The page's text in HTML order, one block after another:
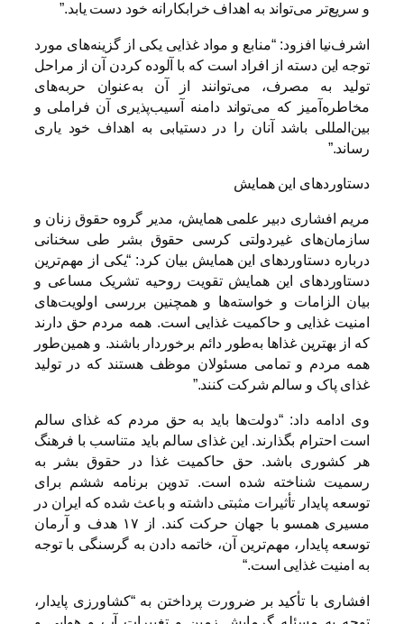
و سریع‌تر می‌تواند به اهداف خرابکارانه خود دست یابد.”
اشرف‌نیا افزود: “منابع و مواد غذایی یکی از گزینه‌های مورد
توجه این دسته از افراد است که با آلوده کردن آن از مراحل
تولید به مصرف، می‌توانند از آن به‌عنوان حربه‌های
مخاطره‌آمیز که می‌تواند دامنه آسیب‌پذیری آن فراملی و
بین‌المللی باشد آنان را در دستیابی به اهداف خود یاری
رساند.”
دستاوردهای این همایش
مریم افشاری دبیر علمی همایش، مدیر گروه حقوق زنان و
سازمان‌های غیردولتی کرسی حقوق بشر طی سخنانی
درباره دستاوردهای این همایش بیان کرد: “یکی از مهم‌ترین
دستاوردهای این همایش تقویت روحیه تشریک مساعی و
بیان الزامات و خواسته‌ها و همچنین بررسی اولویت‌های
امنیت غذایی و حاکمیت غذایی است. همه مردم حق دارند
که از بهترین غذاها به‌طور دائم برخوردار باشند. و همین‌طور
همه مردم و تمامی مسئولان موظف هستند که در تولید
غذای پاک و سالم شرکت کنند.”
وی ادامه داد: “دولت‌ها باید به حق مردم که غذای سالم
است احترام بگذارند. این غذای سالم باید متناسب با فرهنگ
هر کشوری باشد. حق حاکمیت غذا در حقوق بشر به
رسمیت شناخته شده است. تدوین برنامه ششم برای
توسعه پایدار تأثیرات مثبتی داشته و باعث شده که ایران در
مسیری همسو با جهان حرکت کند. از ۱۷ هدف و آرمان
توسعه پایدار، مهم‌ترین آن، خاتمه دادن به گرسنگی با توجه
به امنیت غذایی است.“
افشاری با تأکید بر ضرورت پرداختن به “کشاورزی پایدار،